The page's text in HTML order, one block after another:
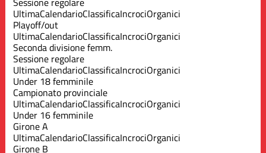
UltimaCalendarioClassificaIncrociOrganici
Playoff/out
UltimaCalendarioClassificaIncrociOrganici
Seconda divisione femm.
Sessione regolare
UltimaCalendarioClassificaIncrociOrganici
Under 18 femminile
Campionato provinciale
UltimaCalendarioClassificaIncrociOrganici
Under 16 femminile
Girone A
UltimaCalendarioClassificaIncrociOrganici
Girone B